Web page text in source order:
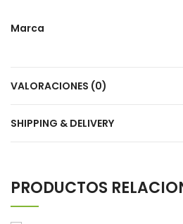
Marca
VALORACIONES (0)
SHIPPING & DELIVERY
PRODUCTOS